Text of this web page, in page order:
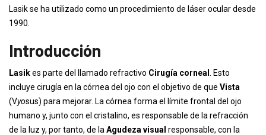
Lasik se ha utilizado como un procedimiento de láser ocular desde
1990.
Introducción
Lasikes parte del llamado refractivo Cirugía corneal
. Esto
incluye cirugía en la córnea del ojo con el objetivo de que Vista
(Vyosus) para mejorar. La córnea forma el límite frontal del ojo
humano y, junto con el cristalino, es responsable de la refracción
de la luz y, por tanto, de la Agudeza visual responsable, con la